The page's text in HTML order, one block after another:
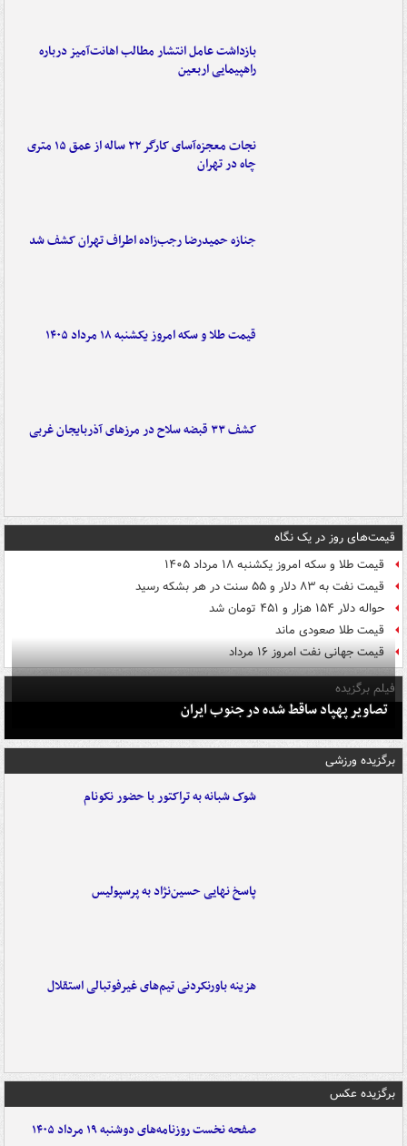
بازداشت عامل انتشار مطالب اهانت‌آمیز درباره
راهپیمایی اربعین
نجات معجزه‌آسای کارگر ۲۲ ساله از عمق ۱۵ متری
چاه در تهران
جنازه حمیدرضا رجب‌زاده اطراف تهران کشف شد
قیمت طلا و سکه امروز یکشنبه ۱۸ مرداد ۱۴۰۵
کشف ۳۳ قبضه سلاح در مرزهای آذربایجان غربی
قیمت‌های روز در یک نگاه
قیمت طلا و سکه امروز یکشنبه ۱۸ مرداد ۱۴۰۵
قیمت نفت به ۸۳ دلار و ۵۵ سنت در هر بشکه رسید
حواله دلار ۱۵۴ هزار و ۴۵۱ تومان شد
قیمت طلا صعودی ماند
قیمت جهانی نفت امروز ۱۶ مرداد
فیلم برگزیده
تصاویر پهپاد ساقط شده در جنوب ایران
برگزیده ورزشی
شوک شبانه به تراکتور با حضور نکونام
پاسخ نهایی حسین‌نژاد به پرسپولیس
هزینه باورنکردنی تیم‌های غیرفوتبالی استقلال
برگزیده عکس
صفحه نخست روزنامه‌های دوشنبه ۱۹ مرداد ۱۴۰۵